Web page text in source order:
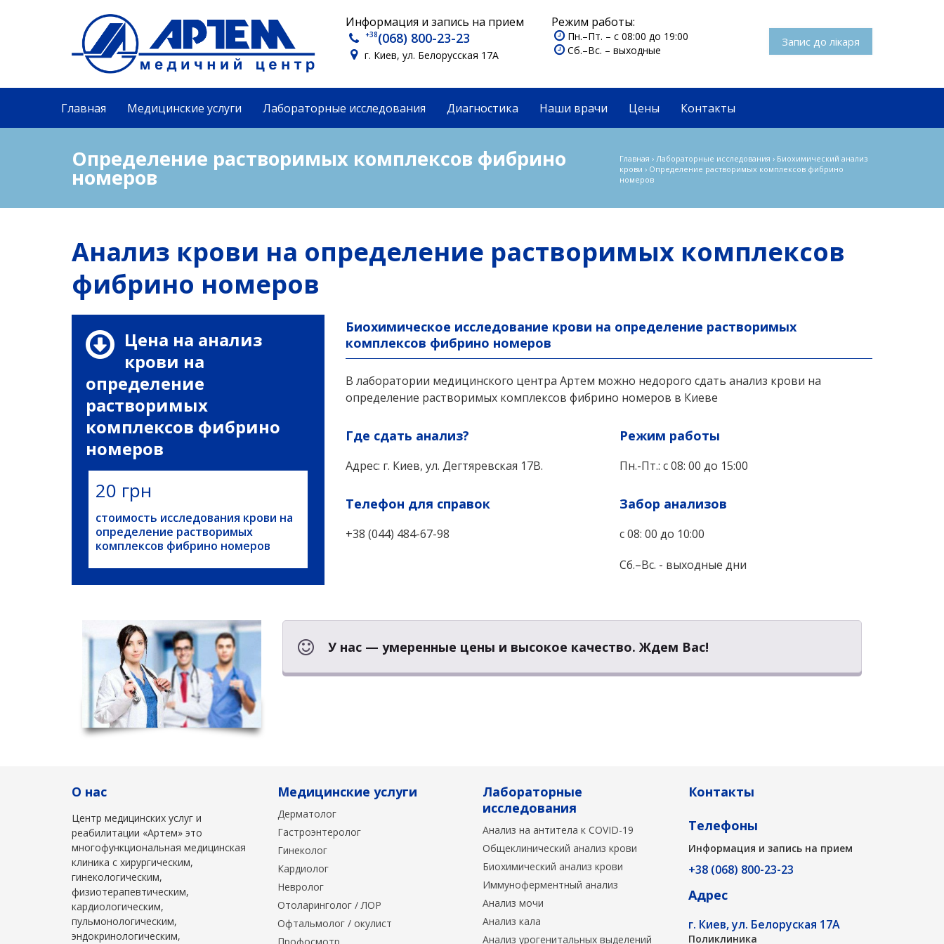
Информация и запись на прием
+38(068) 800-23-23
г. Киев, ул. Белорусская 17А
Режим работы:
Пн.–Пт. – с 08:00 до 19:00
Сб.–Вс. – выходные
Запис до лікаря
Главная Медицинские услуги Лабораторные исследования Диагностика Наши врачи Цены Контакты
Определение растворимых комплексов фибрино
номеров
Главная › Лабораторные исследования › Биохимический анализ
крови › Определение растворимых комплексов фибрино
номеров
Анализ крови на определение растворимых комплексов
фибрино номеров
Цена на анализ
крови на
определение
растворимых
комплексов фибрино
номеров
20 грн
стоимость исследования крови на
определение растворимых
комплексов фибрино номеров
Биохимическое исследование крови на определение растворимых
комплексов фибрино номеров
В лаборатории медицинского центра Артем можно недорого сдать анализ крови на
определение растворимых комплексов фибрино номеров в Киеве
Где сдать анализ?
Адрес: г. Киев, ул. Дегтяревская 17В.
Телефон для справок
+38 (044) 484-67-98
Режим работы
Пн.-Пт.: с 08: 00 до 15:00
Забор анализов
с 08: 00 до 10:00
Сб.–Вс. - выходные дни
У нас — умеренные цены и высокое качество. Ждем Вас!
О нас
Центр медицинских услуг и
реабилитации «Артем» это
многофункциональная медицинская
клиника с хирургическим,
гинекологическим,
физиотерапевтическим,
кардиологическим,
пульмонологическим,
эндокринологическим,
Медицинские услуги
Дерматолог
Гастроэнтеролог
Гинеколог
Кардиолог
Невролог
Отоларинголог / ЛОР
Офтальмолог / окулист
Лабораторные
исследования
Анализ на антитела к COVID-19
Общеклинический анализ крови
Биохимический анализ крови
Иммуноферментный анализ
Анализ мочи
Анализ кала
Анализ урогенитальных выделений
Контакты
Телефоны
Информация и запись на прием
+38 (068) 800-23-23
Адрес
г. Киев, ул. Белоруская 17А
Поликлиника